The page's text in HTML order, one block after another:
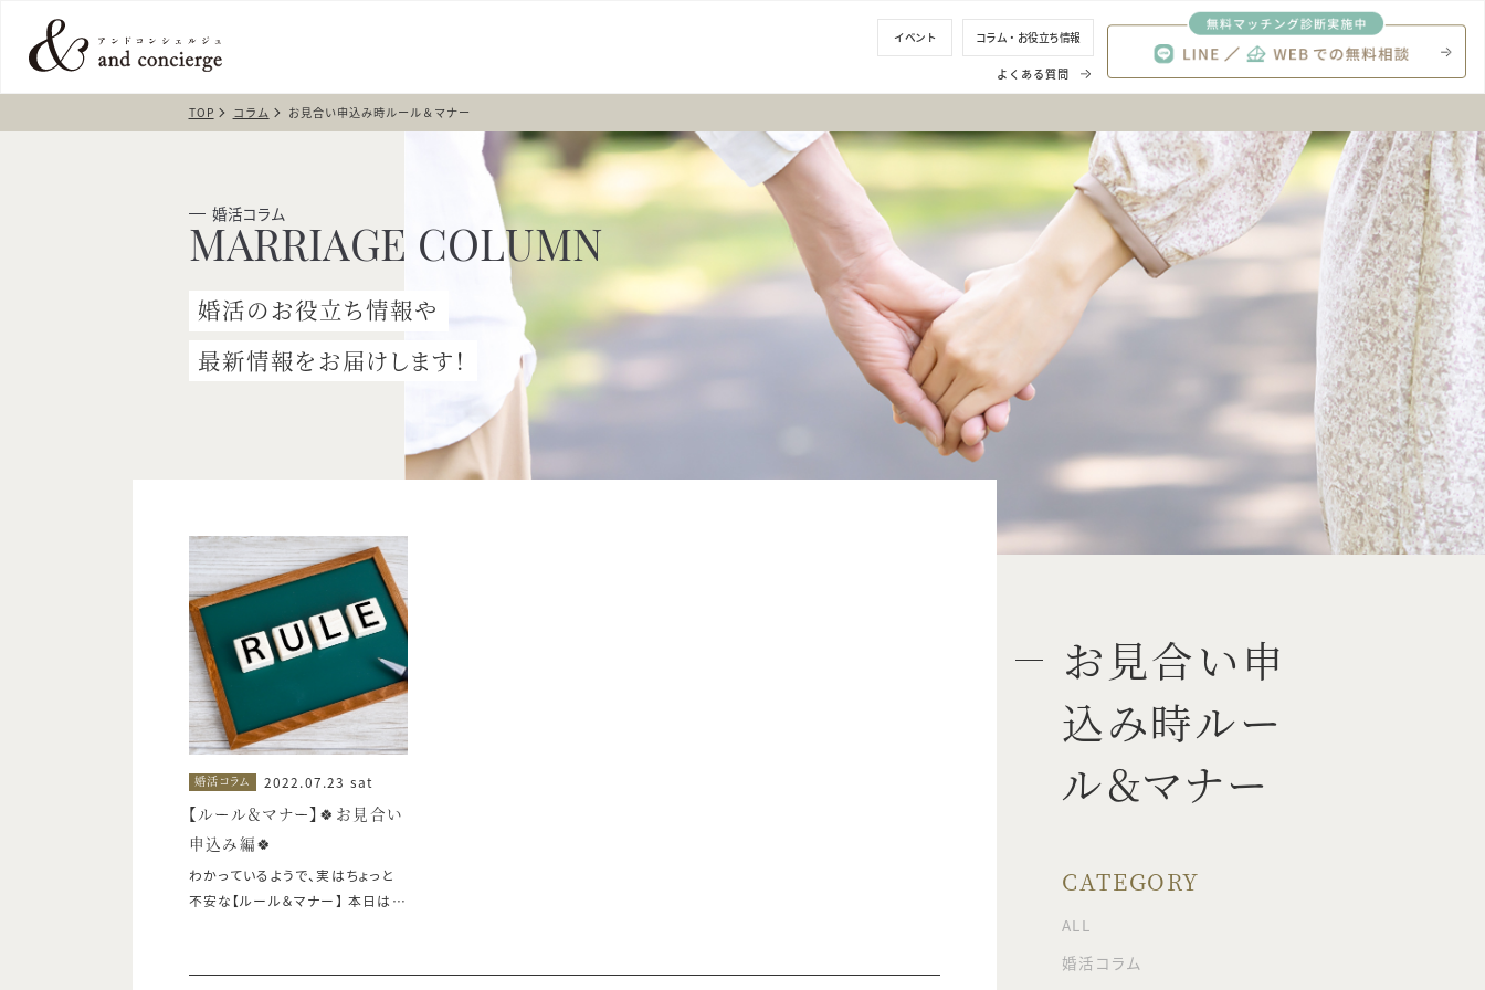
イベント コラム・お役立ち情報
よくある質問
TOP コラム お見合い申込み時ルール＆マナー
婚活コラム
婚活のお役立ち情報や
最新情報をお届けします！
婚活コラム 2022.07.23 sat
【ルール＆マナー】🍀お見合い
申込み編🍀
わかっているようで、実はちょっと
不安な【ルール＆マナー】 本日は、
お見合いを申し込まれる方必見で
お見合い申
込み時ルー
ル＆マナー
CATEGORY
ALL
婚活コラム